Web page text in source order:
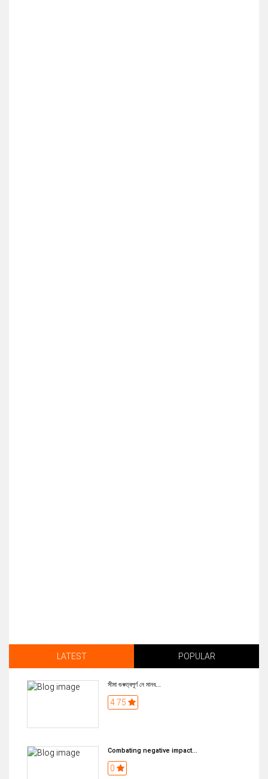
LATEST POPULAR
সীমা গুৰুত্বপূৰ্ণ নে মানব...
4.75
Combating negative impact...
0